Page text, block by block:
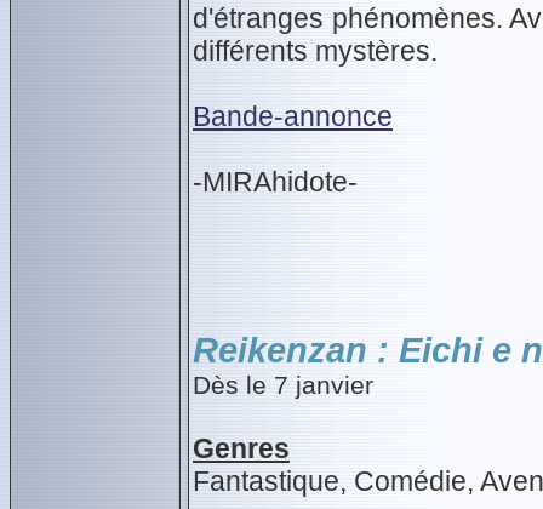
d'étranges phénomènes.
différents mystères.
Bande-annonce
-MIRAhidote-
Reikenzan : Eichi e
Dès le 7 janvier
Genres
Fantastique, Comédie,